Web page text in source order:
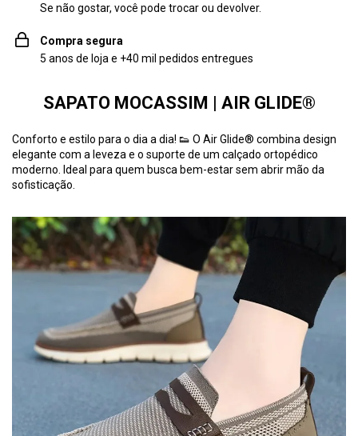
Se não gostar, você pode trocar ou devolver.
Compra segura
5 anos de loja e +40 mil pedidos entregues
SAPATO MOCASSIM | AIR GLIDE®
Conforto e estilo para o dia a dia! 👟 O Air Glide® combina design
elegante com a leveza e o suporte de um calçado ortopédico
moderno. Ideal para quem busca bem-estar sem abrir mão da
sofisticação.